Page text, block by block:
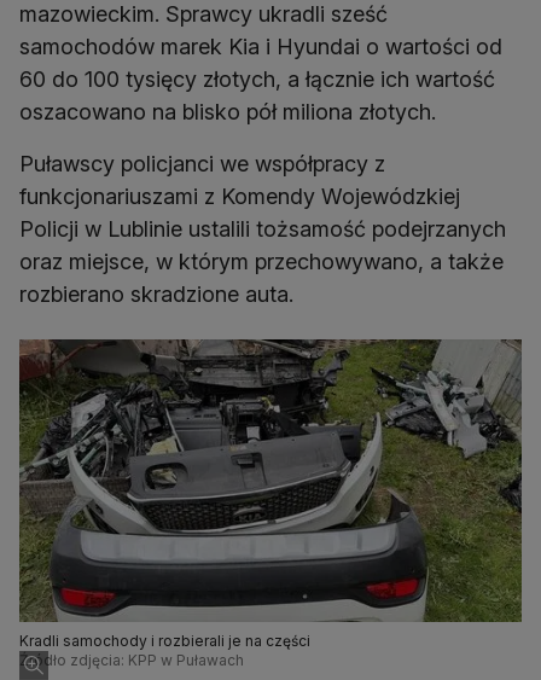
mazowieckim. Sprawcy ukradli sześć
samochodów marek Kia i Hyundai o wartości od
60 do 100 tysięcy złotych, a łącznie ich wartość
oszacowano na blisko pół miliona złotych.
Puławscy policjanci we współpracy z
funkcjonariuszami z Komendy Wojewódzkiej
Policji w Lublinie ustalili tożsamość podejrzanych
oraz miejsce, w którym przechowywano, a także
rozbierano skradzione auta.
Kradli samochody i rozbierali je na części
Źródło zdjęcia: KPP w Puławach